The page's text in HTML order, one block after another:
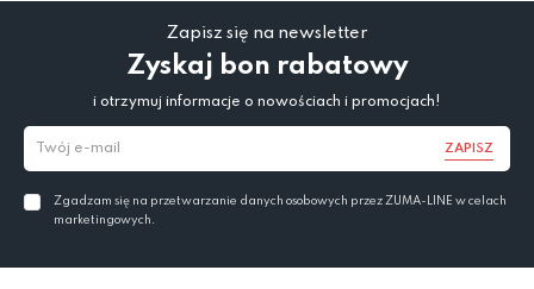
Zapisz się na newsletter
Zyskaj bon rabatowy
i otrzymuj informacje o nowościach i promocjach!
ZAPISZ
Zgadzam się na przetwarzanie danych osobowych przez ZUMA-LINE w celach
marketingowych.